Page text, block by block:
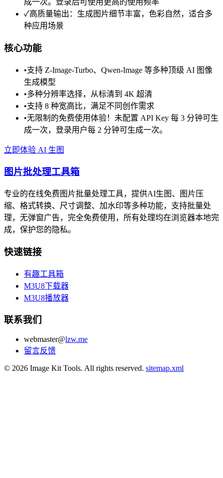
成一次。登录后可使用更高的使用频率
✓高质量输出：生成图片细节丰富，色彩自然，适合多
种应用场景
核心功能
•支持 Z-Image-Turbo、Qwen-Image 等多种顶级 AI 图像
生成模型
•多种分辨率选择，从标清到 4K 超清
•支持 8 种宽高比，满足不同创作需求
•无限制的免费使用体验！未配置 API Key 每 3 分钟可生
成一次，登录用户每 2 分钟可生成一次。
立即体验 AI 生图
图片批处理工具箱
专业的在线免费图片批量处理工具，提供AI生图、图片压
缩、格式转换、尺寸调整、加水印等多种功能，支持批量处
理，无弹窗广告，完全免费使用，所有处理均在浏览器本地完
成，保护您的隐私。
快速链接
有趣工具箱
M3U8下载器
M3U8播放器
联系我们
webmaster@lzw.me
留言反馈
© 2026 Image Kit Tools. All rights reserved. sitemap.xml